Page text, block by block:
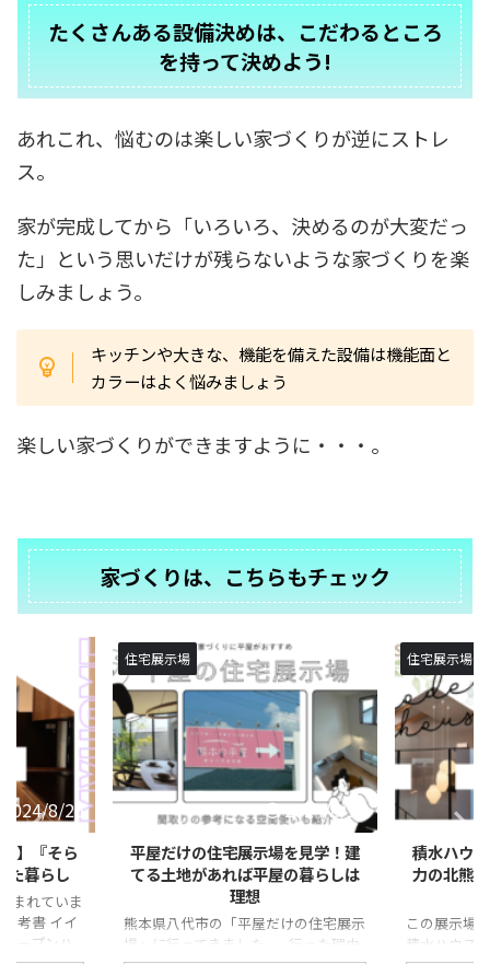
たくさんある設備決めは、こだわるところ
を持って決めよう!
あれこれ、悩むのは楽しい家づくりが逆にストレ
ス。
家が完成してから「いろいろ、決めるのが大変だっ
た」という思いだけが残らないような家づくりを楽
しみましょう。
キッチンや大きな、機能を備えた設備は機能面と
カラーはよく悩みましょう
楽しい家づくりができますように・・・。
家づくりは、こちらもチェック
2024/8/26
】『そら
た暮らし
まれていま
考書 イイ
ープンハ
住宅展示場
2024/8/19
平屋だけの住宅展示場を見学！建
てる土地があれば平屋の暮らしは
理想
熊本県八代市の「平屋だけの住宅展示
場」に行ってきました。 行った理由
住宅展示場
積水ハウ
力の北熊
この展示場
積水ハウス